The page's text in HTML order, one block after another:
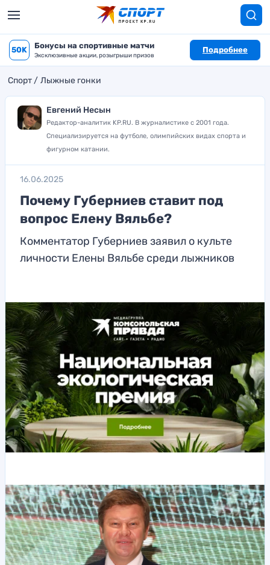
50K Бонусы на спортивные матчи
Эксклюзивные акции, розыгрыши призов
Подробнее
Спорт Лыжные гонки
Евгений Несын
Редактор-аналитик KP.RU. В журналистике с 2001 года.
Специализируется на футболе, олимпийских видах спорта и
фигурном катании.
16.06.2025
Почему Губерниев ставит под
вопрос Елену Вяльбе?
Комментатор Губерниев заявил о культе
личности Елены Вяльбе среди лыжников